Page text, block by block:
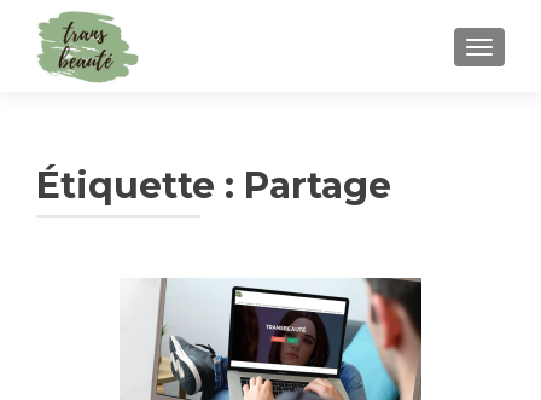
Étiquette : Partage